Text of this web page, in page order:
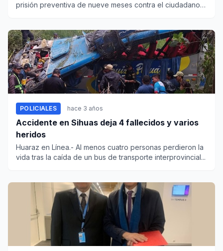
prisión preventiva de nueve meses contra el ciudadano
POLICIALES hace 3 años
Accidente en Sihuas deja 4 fallecidos y varios
heridos
Huaraz en Línea.- Al menos cuatro personas perdieron la
vida tras la caída de un bus de transporte interprovincial...